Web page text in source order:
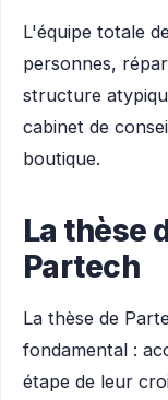
L'équipe totale
personnes,
structure
cabinet de
boutique.
La thèse
Partech
La thèse de
fondamental :
étape de leur